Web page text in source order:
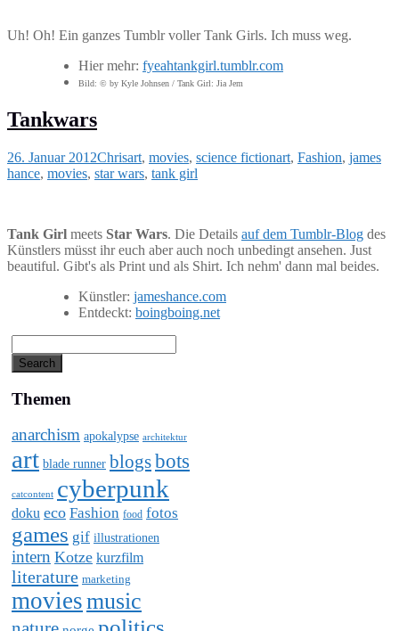
Uh! Oh! Ein ganzes Tumblr voller Tank Girls. Ich muss weg.
Hier mehr: fyeahtankgirl.tumblr.com
Bild: © by Kyle Johnsen / Tank Girl: Jia Jem
Tankwars
26. Januar 2012Chrisart, movies, science fictionart, Fashion, james
hance, movies, star wars, tank girl
Tank Girl meets Star Wars. Die Details auf dem Tumblr-Blog des
Künstlers müsst ihr euch aber auch noch unbedingt ansehen. Just
beautiful. Gibt's als Print und als Shirt. Ich nehm' dann mal beides.
Künstler: jameshance.com
Entdeckt: boingboing.net
Themen
anarchism apokalypse architektur
art blade runner blogsbots
catcontent cyberpunk
doku eco Fashion food fotos
games gif illustrationen
intern Kotze kurzfilm
literature marketing
moviesmusic